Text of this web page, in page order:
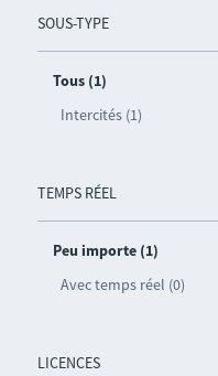
SOUS-TYPE
Tous (1)
Intercités (1)
TEMPS RÉEL
Peu importe (1)
Avec temps réel (0)
LICENCES